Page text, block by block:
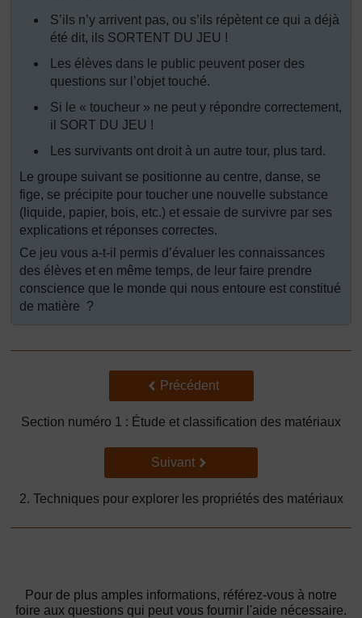
S’ils n’y arrivent pas, ou s’ils répètent ce qui a déjà
été dit, ils SORTENT DU JEU !
Les élèves dans le public peuvent poser des
questions sur l’objet touché.
Si le « toucheur » ne peut y répondre correctement,
il SORT DU JEU !
Les survivants ont droit à un autre tour, plus tard.
Le groupe suivant se positionne au centre, danse, se
fige, se précipite pour toucher une nouvelle substance
(liquide, papier, bois, etc.) et essaie de survivre par ses
explications et réponses correctes.
Ce jeu vous a-t-il permis d’évaluer les connaissances
des élèves et en même temps, de leur faire prendre
conscience que le monde qui nous entoure est constitué
de matière ?
Précédent
Précédent
Section numéro 1 : Étude et classification des matériaux
Suivant
Suivant
2. Techniques pour explorer les propriétés des matériaux
Pour de plus amples informations, référez-vous à notre
foire aux questions qui peut vous fournir l'aide nécessaire.